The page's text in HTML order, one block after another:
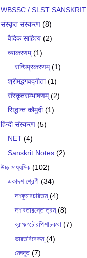
WBSSC / SLST SANSKRIT
संस्कृत संस्करण (8)
वैदिक साहित्य (2)
व्याकरणम्(1)
सन्धिप्रकरणम्(1)
श्रीमद्भगवद्गीता(1)
संस्कृतसम्भाषणम्(2)
सिद्धान्त कौमुदी(1)
हिन्दी संस्करण (5)
NET (4)
Sanskrit Notes (2)
উচ্চ মাধ্যমিক (102)
একাদশ শ্রেণী (34)
দশকুমারচরিতম্(4)
দশাবতারস্তোত্রম্(8)
ব্রাহ্মণচৌরপিশাচকথা (7)
ভারতবিবেকম্(4)
মেঘদূত(7)